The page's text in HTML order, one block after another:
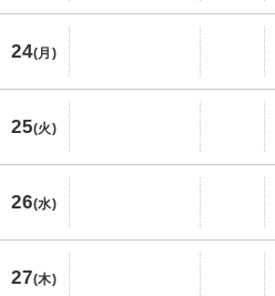
24(月)
25(火)
26(水)
27(木)